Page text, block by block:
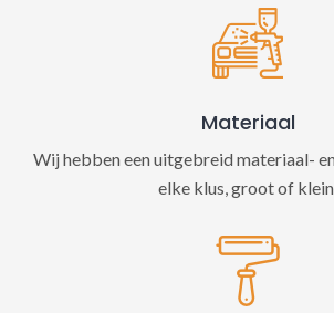
Materiaal
Wij hebben een uitgebreid materiaal-
elke klus, groot of